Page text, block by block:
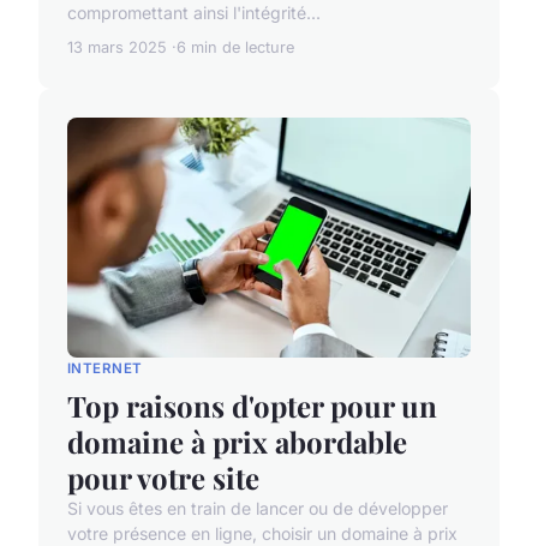
compromettant ainsi l'intégrité...
13 mars 2025 6 min de lecture
INTERNET
Top raisons d'opter pour un
domaine à prix abordable
pour votre site
Si vous êtes en train de lancer ou de développer
votre présence en ligne, choisir un domaine à prix